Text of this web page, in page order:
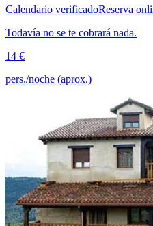
Calendario verificadoReserva
Todavía no se te cobrará nada.
14 €
pers./noche (aprox.)